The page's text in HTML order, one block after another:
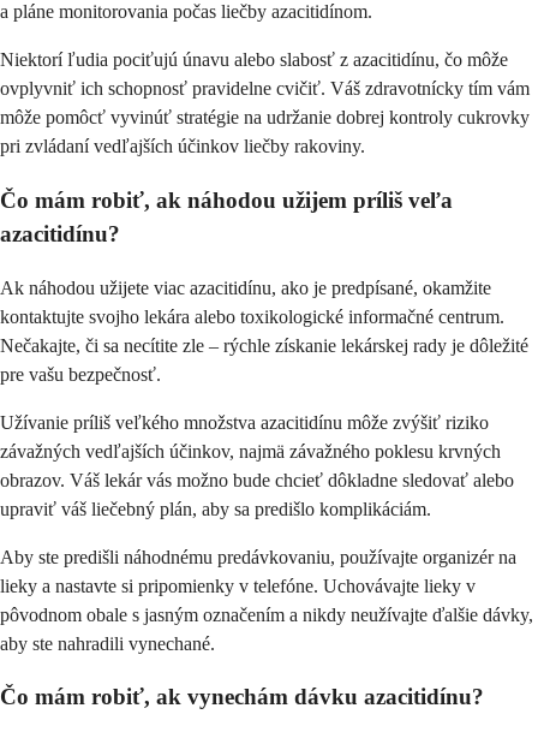
a pláne monitorovania počas liečby azacitidínom.
Niektorí ľudia pociťujú únavu alebo slabosť z azacitidínu, čo môže
ovplyvniť ich schopnosť pravidelne cvičiť. Váš zdravotnícky tím vám
môže pomôcť vyvinúť stratégie na udržanie dobrej kontroly cukrovky
pri zvládaní vedľajších účinkov liečby rakoviny.
Čo mám robiť, ak náhodou užijem príliš veľa
azacitidínu?
Ak náhodou užijete viac azacitidínu, ako je predpísané, okamžite
kontaktujte svojho lekára alebo toxikologické informačné centrum.
Nečakajte, či sa necítite zle – rýchle získanie lekárskej rady je dôležité
pre vašu bezpečnosť.
Užívanie príliš veľkého množstva azacitidínu môže zvýšiť riziko
závažných vedľajších účinkov, najmä závažného poklesu krvných
obrazov. Váš lekár vás možno bude chcieť dôkladne sledovať alebo
upraviť váš liečebný plán, aby sa predišlo komplikáciám.
Aby ste predišli náhodnému predávkovaniu, používajte organizér na
lieky a nastavte si pripomienky v telefóne. Uchovávajte lieky v
pôvodnom obale s jasným označením a nikdy neužívajte ďalšie dávky,
aby ste nahradili vynechané.
Čo mám robiť, ak vynechám dávku azacitidínu?